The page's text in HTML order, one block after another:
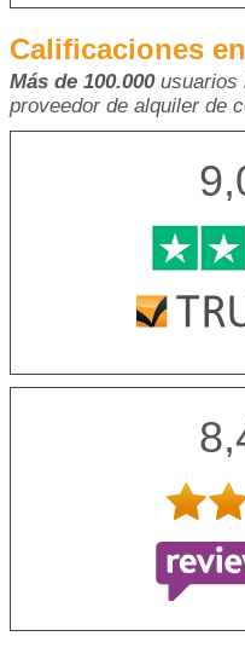
Calificaciones
Más de 100.000usuarios
proveedor de alquiler de